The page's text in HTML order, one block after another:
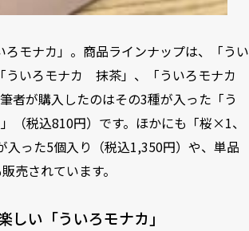
ろモナカ」。商品ラインナップは、「うい
いろモナカ 抹茶」、「ういろモナカ
者が購入したのはその3種が入った「う
（税込810円）です。ほかにも「桜×1、
った5個入り（税込1,350円）や、単品
売されています。
しい「ういろモナカ」